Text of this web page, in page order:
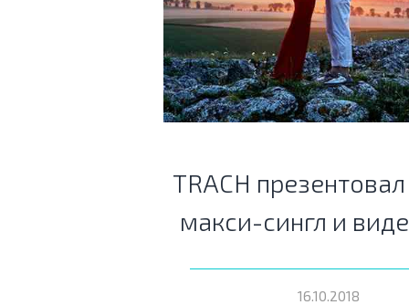
TRACH
макси-сингл и
16.10.2018